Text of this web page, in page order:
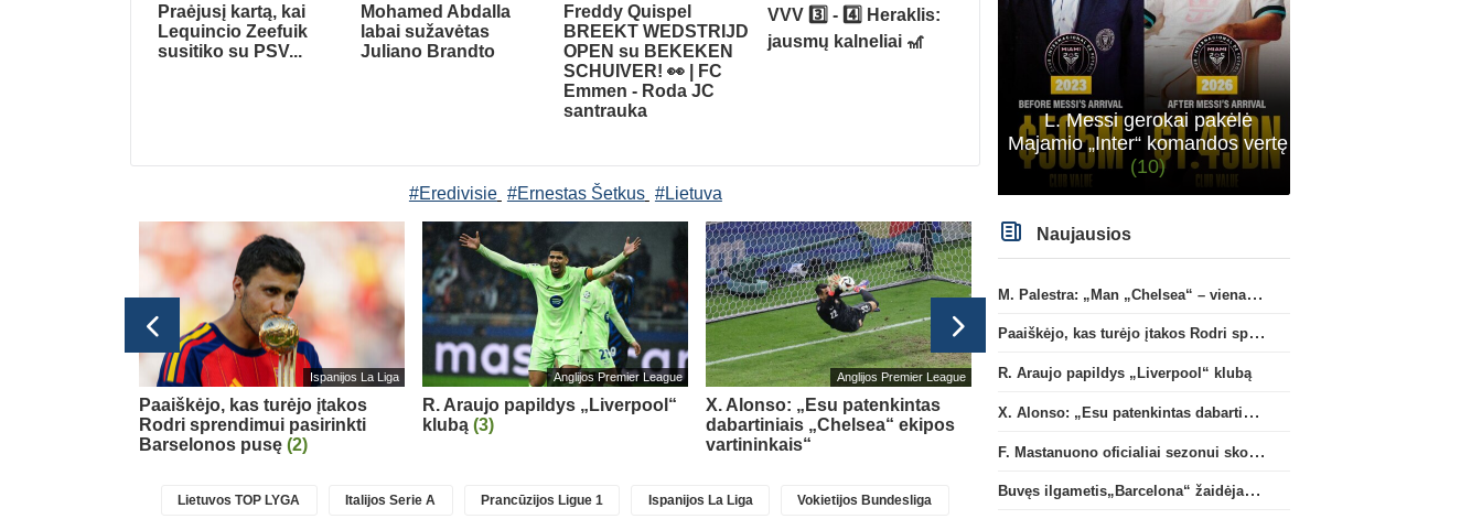
Praėjusį kartą, kai
Lequincio Zeefuik
susitiko su PSV...
Mohamed Abdalla
labai sužavėtas
Juliano Brandto
Freddy Quispel
BREEKT WEDSTRIJD
OPEN su BEKEKEN
SCHUIVER! 👀 | FC
Emmen - Roda JC
santrauka
VVV 3️⃣ - 4️⃣ Heraklis:
jausmų kalneliai 🎢
#Eredivisie #Ernestas Šetkus #Lietuva
Ispanijos La Liga
Paaiškėjo, kas turėjo įtakos
Rodri sprendimui pasirinkti
Barselonos pusę (2)
Anglijos Premier League
R. Araujo papildys „Liverpool“
klubą (3)
Anglijos Premier League
X. Alonso: „Esu patenkintas
dabartiniais „Chelsea“ ekipos
vartininkais“
Italijos Serie A
F. Mastanuono oficialiai sezonui
skolinamas „Fiorentina“ ekipai
Lietuvos TOP LYGA Italijos Serie A Prancūzijos Ligue 1 Ispanijos La Liga Vokietijos Bundesliga
L. Messi gerokai pakėlė
Majamio „Inter“ komandos vertę
(10)
Naujausios
M. Palestra: „Man „Chelsea“ – vienas didžiausių klubų futbole“
Paaiškėjo, kas turėjo įtakos Rodri sprendimui pasirinkti Barselonos pusę
R. Araujo papildys „Liverpool“ klubą
X. Alonso: „Esu patenkintas dabartiniais „Chelsea“ ekipos vartininkais“
F. Mastanuono oficialiai sezonui skolinamas „Fiorentina“ ekipai
Buvęs ilgametis„Barcelona“ žaidėjas S. Roberto artėja link persikėlimo į MLS